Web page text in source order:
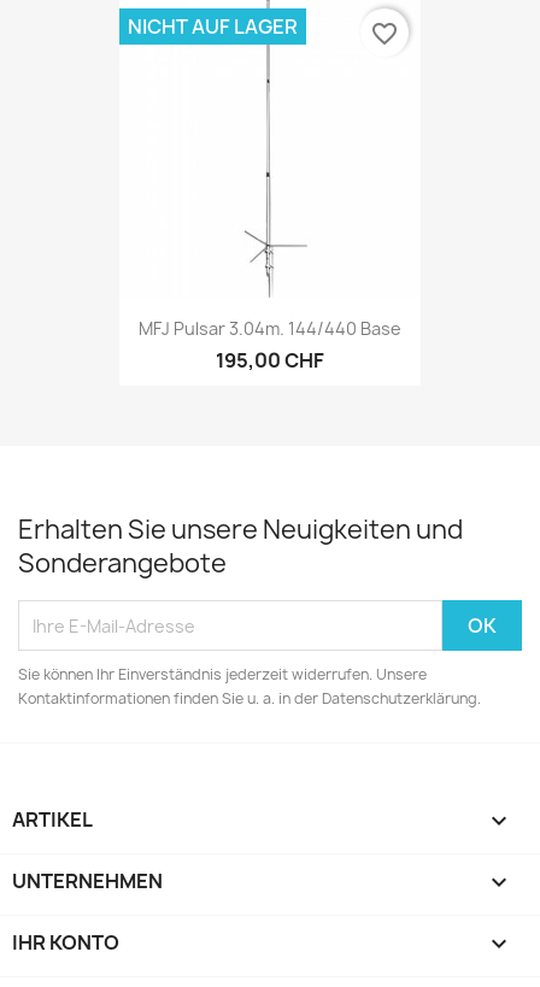
MFJ Pulsar 3.04m. 144/440 Base
195,00 CHF
NICHT AUF LAGER favorite_border
Erhalten Sie unsere Neuigkeiten und
Sonderangebote
Sie können Ihr Einverständnis jederzeit widerrufen. Unsere
Kontaktinformationen finden Sie u. a. in der Datenschutzerklärung.
ARTIKEL 
UNTERNEHMEN 
IHR KONTO 